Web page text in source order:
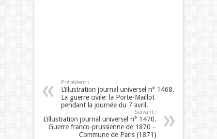
Précédent :
L’illustration journal universel n° 1468.
La guerre civile: la Porte-Maillot
pendant la journée du 7 avril.
Suivant :
L’illustration journal universel n° 1470.
Guerre franco-prussienne de 1870 –
Commune de Paris (1871)